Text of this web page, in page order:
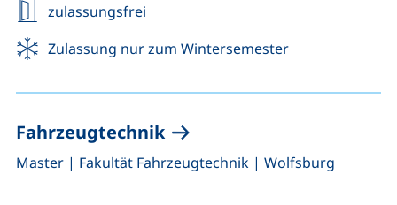
zulassungsfrei
Zulassung nur zum Wintersemester
Fahrzeugtechnik
Master, | Fakultät Fahrzeugtechnik | Wolfsburg